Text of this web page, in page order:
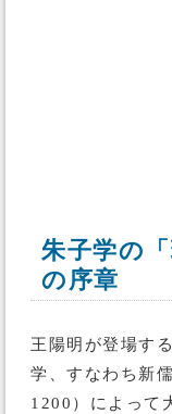
朱子学の
の序章
王陽明が登場す
学、すなわち新
1200）によって